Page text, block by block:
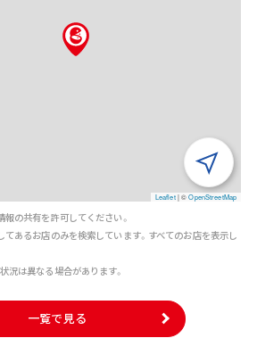
Leaflet |©OpenStreetMap
の共有を許可してください。
てあるお店のみを検索しています。すべてのお店を表示し
は異なる場合があります。
一覧で見る